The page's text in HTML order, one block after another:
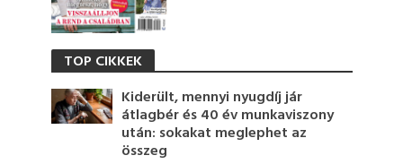
TOP CIKKEK
Kiderült, mennyi nyugdíj jár
átlagbér és 40 év munkaviszony
után: sokakat meglephet az
összeg